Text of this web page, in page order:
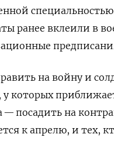
ранее вклеили в
на войну и
которых
— посадить на
к апрелю, и тех,